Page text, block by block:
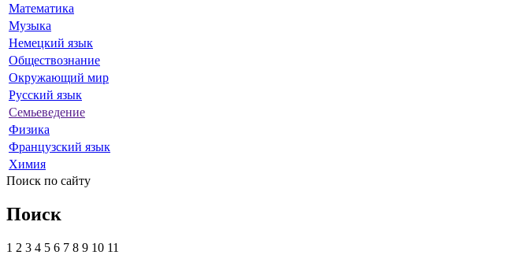
Математика
Музыка
Немецкий язык
Обществознание
Окружающий мир
Русский язык
Семьеведение
Физика
Французский язык
Химия
Поиск по сайту
Поиск
1 2 3 4 5 6 7 8 9 10 11